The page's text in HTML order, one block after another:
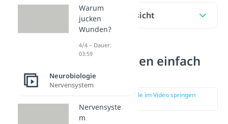
Inhaltsübersicht
Gehirnhälften einfach
erklärt
zur Stelle im Video springen
Warum
jucken
Wunden?
4/4 – Dauer:
03:59
Neurobiologie
Nervensystem
Nervensyste
m